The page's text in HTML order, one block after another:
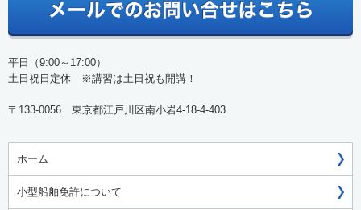
平日（9:00～17:00）
土日祝日定休 ※講習は土日祝も開講！
〒133-0056 東京都江戸川区南小岩4-18-4-403
ホーム
小型船舶免許について